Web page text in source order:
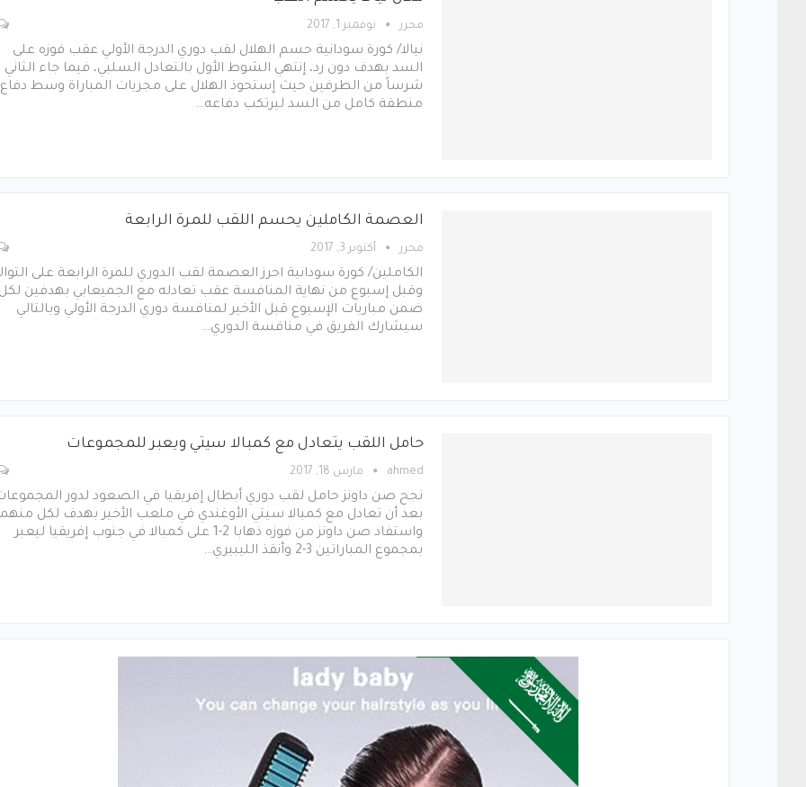
محرر نوفمبر 1, 2017
نيالا/ كورة سودانية حسم الهلال لقب دوري الدرجة الأولي عقب فوزه على
السد بهدف دون رد، إنتهي الشوط الأول بالتعادل السلبي، فيما جاء الثاني
شرساً من الطرفين حيث إستحوذ الهلال على مجريات المباراة وسط دفاع
منطقة كامل من السد ليرتكب دفاعه…
العصمة الكاملين يحسم اللقب للمرة الرابعة
محرر أكتوبر 3, 2017
الكاملين/ كورة سودانية احرز العصمة لقب الدوري للمرة الرابعة على
وقبل إسبوع من نهاية المنافسة عقب تعادله مع الجميعابي بهدفين
ضمن مباريات الإسبوع قبل الأخير لمنافسة دوري الدرجة الأولي وبالتالي
سيشارك الفريق في منافسة الدوري…
حامل اللقب يتعادل مع كمبالا سيتي ويعبر للمجموعات
ahmed مارس 18, 2017
نجح صن داونز حامل لقب دوري أبطال إفريقيا في الصعود لدور
بعد أن تعادل مع كمبالا سيتي الأوغندي في ملعب الأخير بهدف لكل
واستفاد صن داونز من فوزه ذهابا 2-1 على كمبالا في جنوب إفريقيا ليعبر
بمجموع المباراتين 3-2 وأنقذ الليبيري…